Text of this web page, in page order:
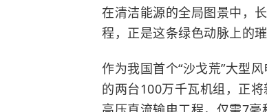
在清洁能源的全局图景中，
程，正是这条绿色动脉上的璀
作为我国首个“沙戈荒”大型
的两台100万千瓦机组，正